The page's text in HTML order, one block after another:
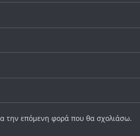
την επόμενη φορά που θα σχολιάσω.